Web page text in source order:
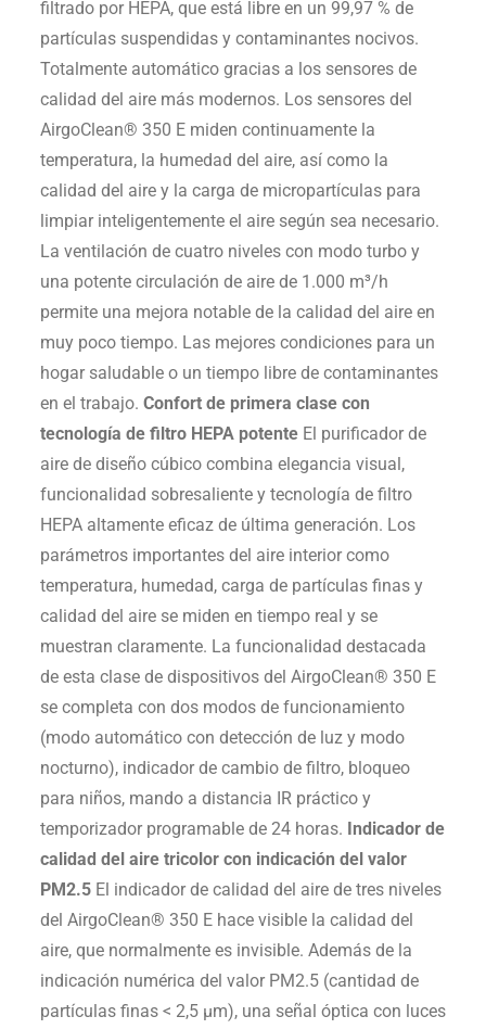
filtrado por HEPA, que está libre en un 99,97 % de
partículas suspendidas y contaminantes nocivos.
Totalmente automático gracias a los sensores de
calidad del aire más modernos. Los sensores del
AirgoClean® 350 E miden continuamente la
temperatura, la humedad del aire, así como la
calidad del aire y la carga de micropartículas para
limpiar inteligentemente el aire según sea necesario.
La ventilación de cuatro niveles con modo turbo y
una potente circulación de aire de 1.000 m³/h
permite una mejora notable de la calidad del aire en
muy poco tiempo. Las mejores condiciones para un
hogar saludable o un tiempo libre de contaminantes
en el trabajo. Confort de primera clase con
tecnología de filtro HEPA potenteEl purificador de
aire de diseño cúbico combina elegancia visual,
funcionalidad sobresaliente y tecnología de filtro
HEPA altamente eficaz de última generación. Los
parámetros importantes del aire interior como
temperatura, humedad, carga de partículas finas y
calidad del aire se miden en tiempo real y se
muestran claramente. La funcionalidad destacada
de esta clase de dispositivos del AirgoClean® 350 E
se completa con dos modos de funcionamiento
(modo automático con detección de luz y modo
nocturno), indicador de cambio de filtro, bloqueo
para niños, mando a distancia IR práctico y
temporizador programable de 24 horas. Indicador de
calidad del aire tricolor con indicación del valor
PM2.5El indicador de calidad del aire de tres niveles
del AirgoClean® 350 E hace visible la calidad del
aire, que normalmente es invisible. Además de la
indicación numérica del valor PM2.5 (cantidad de
partículas finas < 2,5 µm), una señal óptica con luces